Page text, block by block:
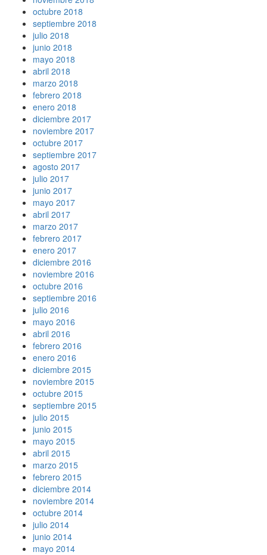
octubre 2018
septiembre 2018
julio 2018
junio 2018
mayo 2018
abril 2018
marzo 2018
febrero 2018
enero 2018
diciembre 2017
noviembre 2017
octubre 2017
septiembre 2017
agosto 2017
julio 2017
junio 2017
mayo 2017
abril 2017
marzo 2017
febrero 2017
enero 2017
diciembre 2016
noviembre 2016
octubre 2016
septiembre 2016
julio 2016
mayo 2016
abril 2016
febrero 2016
enero 2016
diciembre 2015
noviembre 2015
octubre 2015
septiembre 2015
julio 2015
junio 2015
mayo 2015
abril 2015
marzo 2015
febrero 2015
diciembre 2014
noviembre 2014
octubre 2014
julio 2014
junio 2014
mayo 2014